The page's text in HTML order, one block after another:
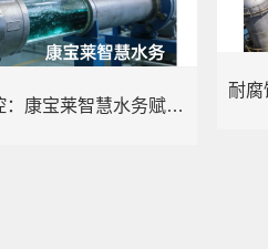
精准治污+智能管控：康宝莱智慧水务赋能电镀行业绿色转型